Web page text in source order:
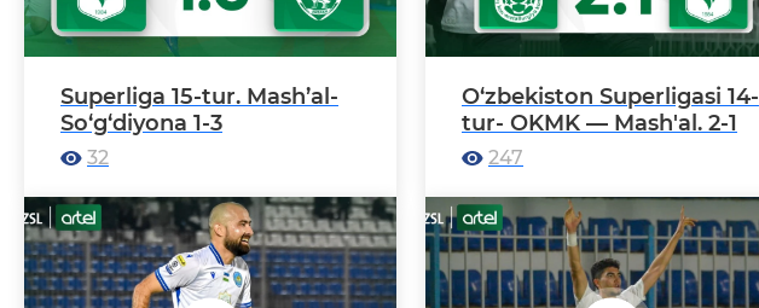
Superliga 15-tur. Mash’al-
So‘g‘diyona 1-3
32
O‘zbekiston Superligasi 14-
tur- OKMK — Mash'al. 2-1
247